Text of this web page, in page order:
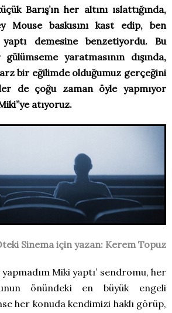
Barış’ın her altını ıslattığında,
Mouse baskısını kast edip, ben
yaptı demesine benzetiyordu. Bu
yaratmasının dışında,
bir eğilimde olduğumuz gerçeğini
de çoğu zaman öyle yapmıyor
atıyoruz.
Sinema için yazan: Kerem Topuz
yapmadım Miki yaptı’ sendromu, her
önündeki en büyük engeli
her konuda kendimizi haklı görüp,